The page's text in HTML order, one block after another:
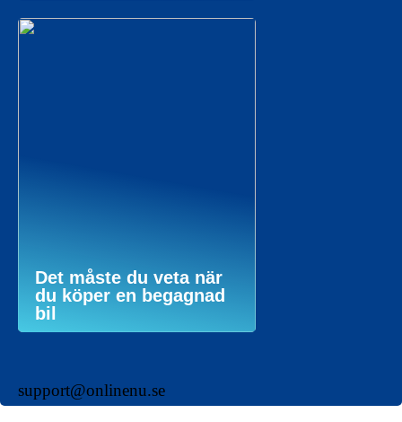
Det måste du veta när
du köper en begagnad
bil
support@onlinenu.se